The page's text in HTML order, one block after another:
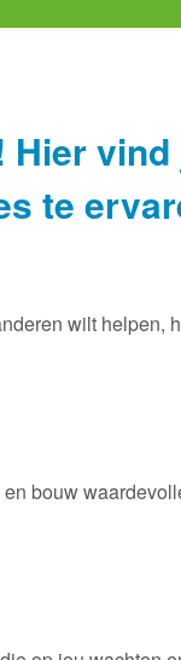
vind
te
wilt helpen,
bouw